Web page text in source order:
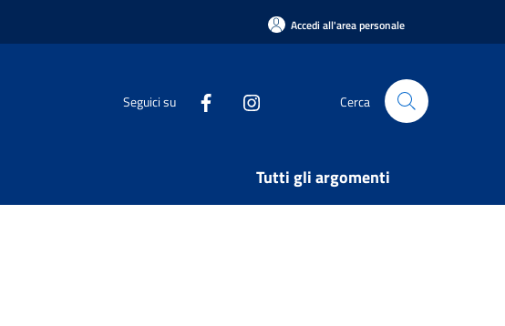
Accedi all'area personale
Seguici su Cerca
Tutti gli argomenti